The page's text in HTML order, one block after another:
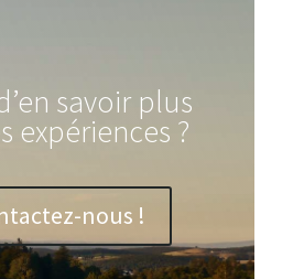
savoir plus
expériences ?
nous !